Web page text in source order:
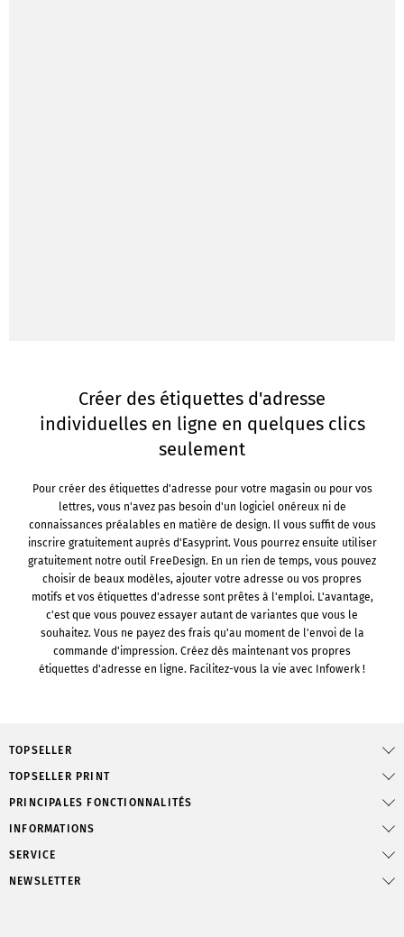
Créer des étiquettes d'adresse
individuelles en ligne en quelques clics
seulement
Pour créer des étiquettes d'adresse pour votre magasin ou pour vos
lettres, vous n'avez pas besoin d'un logiciel onéreux ni de
connaissances préalables en matière de design. Il vous suffit de vous
inscrire gratuitement auprès d'Easyprint. Vous pourrez ensuite utiliser
gratuitement notre outil FreeDesign. En un rien de temps, vous pouvez
choisir de beaux modèles, ajouter votre adresse ou vos propres
motifs et vos étiquettes d'adresse sont prêtes à l'emploi. L'avantage,
c'est que vous pouvez essayer autant de variantes que vous le
souhaitez. Vous ne payez des frais qu'au moment de l'envoi de la
commande d'impression. Créez dès maintenant vos propres
étiquettes d'adresse en ligne. Facilitez-vous la vie avec Infowerk !
TOPSELLER
TOPSELLER PRINT
PRINCIPALES FONCTIONNALITÉS
INFORMATIONS
SERVICE
NEWSLETTER